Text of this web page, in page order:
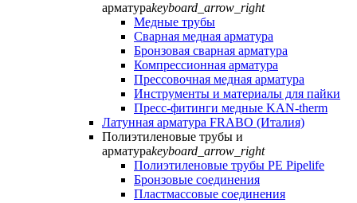
арматураkeyboard_arrow_right
Медные трубы
Сварная медная арматура
Бронзовая сварная арматура
Компрессионная арматура
Прессовочная медная арматура
Инструменты и материалы для пайки
Пресс-фитинги медные KAN-therm
Латунная арматура FRABO (Италия)
Полиэтиленовые трубы и
арматураkeyboard_arrow_right
Полиэтиленовые трубы PE Pipelife
Бронзовые соединения
Пластмассовые соединения